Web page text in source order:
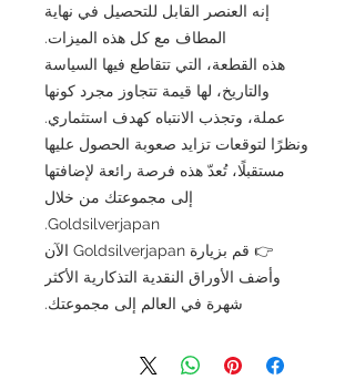
إنه العنصر القابل للتحصيل في نهاية
المطاف مع كل هذه الميزات.
هذه القطعة، التي تتقاطع فيها السياسة
والتاريخ، لها قيمة تتجاوز مجرد كونها
عملة، وتجذب الانتباه كهدف استثماري.
ونظرًا لتوقعات تزايد صعوبة الحصول عليها
مستقبلًا، تُعدّ هذه فرصة رائعة لإضافتها
إلى مجموعتك من خلال
Goldsilverjapan.
👉 قم بزيارة Goldsilverjapan الآن
وأضف الأوراق النقدية التذكارية الأكثر
شهرة في العالم إلى مجموعتك.